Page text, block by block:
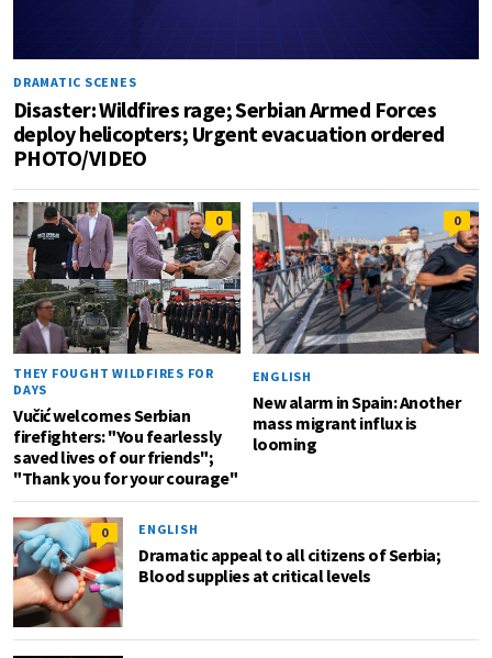
DRAMATIC SCENES
Disaster: Wildfires rage; Serbian Armed Forces
deploy helicopters; Urgent evacuation ordered
PHOTO/VIDEO
0
THEY FOUGHT WILDFIRES FOR
DAYS
Vučić welcomes Serbian
firefighters: "You fearlessly
saved lives of our friends";
"Thank you for your courage"
0
ENGLISH
New alarm in Spain: Another
mass migrant influx is
looming
0 ENGLISH
Dramatic appeal to all citizens of Serbia;
Blood supplies at critical levels